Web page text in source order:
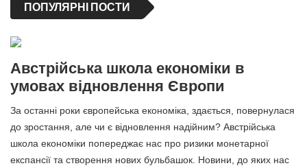
ПОПУЛЯРНІ ПОСТИ
Австрійська школа економіки в
умовах відновлення Європи
За останні роки європейська економіка, здається, повернулася
до зростання, але чи є відновлення надійним? Австрійська
школа економіки попереджає нас про ризики монетарної
експансії та створення нових бульбашок. Новини, до яких нас